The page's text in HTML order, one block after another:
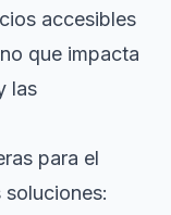
accesibles
que impacta
las
para el